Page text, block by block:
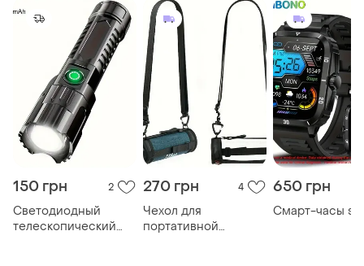
150 грн 2
Светодиодный
телескопический
270 грн 4
Чехол для
портативной
650 грн
Смарт-часы